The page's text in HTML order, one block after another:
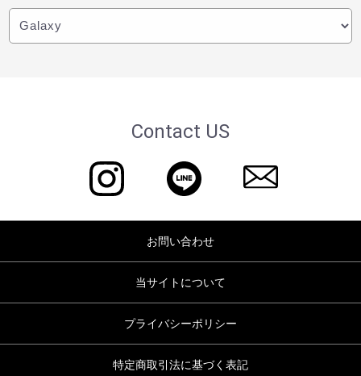
Contact US
お問い合わせ
当サイトについて
プライバシーポリシー
特定商取引法に基づく表記